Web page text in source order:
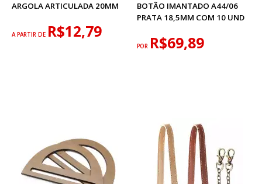
ARGOLA ARTICULADA 20MM
A PARTIR DE R$12,79
BOTÃO IMANTADO A44/06
PRATA 18,5MM COM 10 UND
POR R$69,89